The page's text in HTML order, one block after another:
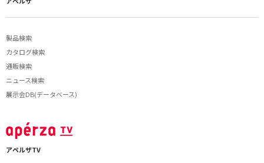
製品検索
カタログ検索
通販検索
ニュース検索
展示会DB(データベース)
アペルザTV